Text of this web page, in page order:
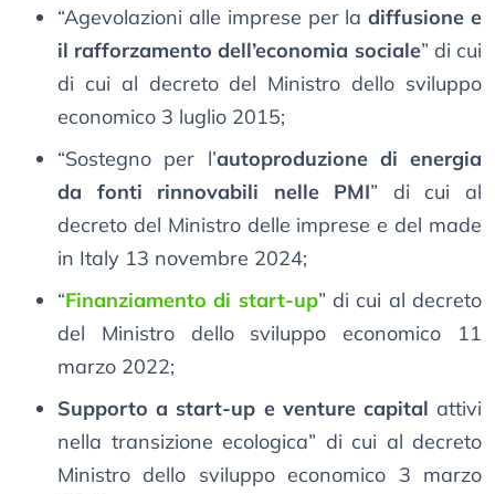
“Agevolazioni alle imprese per ladiffusione e
il rafforzamento dell’economia sociale” di cui
di cui al decreto del Ministro dello sviluppo
economico 3 luglio 2015;
“Sostegno per l’autoproduzione di energia
da fonti rinnovabili nelle PMI” di cui al
decreto del Ministro delle imprese e del made
in Italy 13 novembre 2024;
“Finanziamento di start-up” di cui al decreto
del Ministro dello sviluppo economico 11
marzo 2022;
Supporto a start-up e venture capital attivi
nella transizione ecologica” di cui al decreto
Ministro dello sviluppo economico 3 marzo